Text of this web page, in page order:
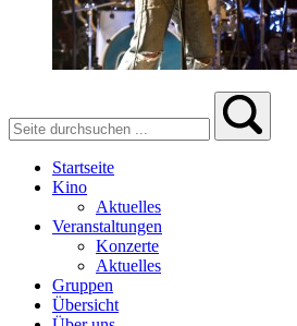
Startseite
Kino
Aktuelles
Veranstaltungen
Konzerte
Aktuelles
Gruppen
Übersicht